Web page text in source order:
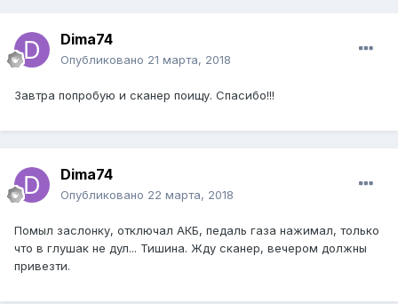
Dima74
Опубликовано 21 марта, 2018
Завтра попробую и сканер поищу. Спасибо!!!
Dima74
Опубликовано 22 марта, 2018
Помыл заслонку, отключал АКБ, педаль газа нажимал, только
что в глушак не дул... Тишина. Жду сканер, вечером должны
привезти.